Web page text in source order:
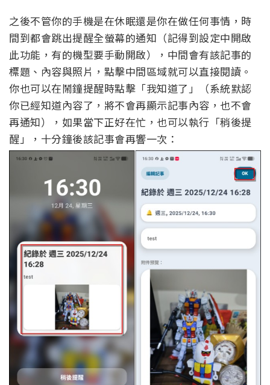
之後不管你的手機是在休眠還是你在做任何事情，時
間到都會跳出提醒全螢幕的通知（記得到設定中開啟
此功能，有的機型要手動開啟），中間會有該記事的
標題、內容與照片，點擊中間區域就可以直接閱讀。
你也可以在鬧鐘提醒時點擊「我知道了」（系統默認
你已經知道內容了，將不會再顯示記事內容，也不會
再通知），如果當下正好在忙，也可以執行「稍後提
醒」，十分鐘後該記事會再響一次：